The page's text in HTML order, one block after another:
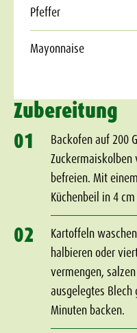
Pfeffer
Mayonnaise
Zubereitung
01
Backofen auf 200
Zuckermaiskolben
befreien. Mit
Küchenbeil in 4
02
Kartoffeln
halbieren oder
vermengen,
ausgelegtes Blech
Minuten backen.